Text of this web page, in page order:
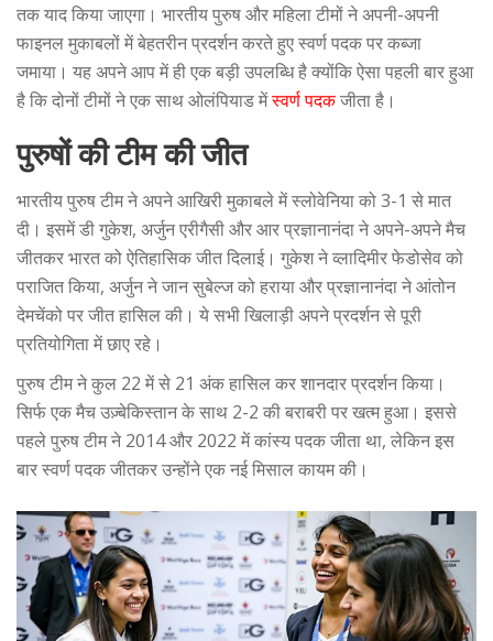
तक याद किया जाएगा। भारतीय पुरुष और महिला टीमों ने अपनी-अपनी
फाइनल मुकाबलों में बेहतरीन प्रदर्शन करते हुए स्वर्ण पदक पर कब्जा
जमाया। यह अपने आप में ही एक बड़ी उपलब्धि है क्योंकि ऐसा पहली बार हुआ
है कि दोनों टीमों ने एक साथ ओलंपियाड मेंस्वर्ण पदकजीता है।
पुरुषों की टीम की जीत
भारतीय पुरुष टीम ने अपने आखिरी मुकाबले में स्लोवेनिया को 3-1 से मात
दी। इसमें डी गुकेश, अर्जुन एरीगैसी और आर प्रज्ञानानंदा ने अपने-अपने मैच
जीतकर भारत को ऐतिहासिक जीत दिलाई। गुकेश ने व्लादिमीर फेडोसेव को
पराजित किया, अर्जुन ने जान सुबेल्ज को हराया और प्रज्ञानानंदा ने आंतोन
देमचेंको पर जीत हासिल की। ये सभी खिलाड़ी अपने प्रदर्शन से पूरी
प्रतियोगिता में छाए रहे।
पुरुष टीम ने कुल 22 में से 21 अंक हासिल कर शानदार प्रदर्शन किया।
सिर्फ एक मैच उज़्बेकिस्तान के साथ 2-2 की बराबरी पर खत्म हुआ। इससे
पहले पुरुष टीम ने 2014 और 2022 में कांस्य पदक जीता था, लेकिन इस
बार स्वर्ण पदक जीतकर उन्होंने एक नई मिसाल कायम की।